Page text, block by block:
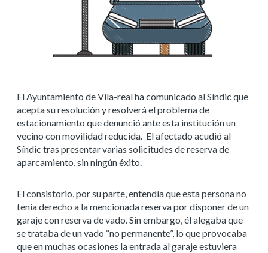
El Ayuntamiento de Vila-real ha comunicado al Síndic que
acepta su resolución y resolverá el problema de
estacionamiento que denunció ante esta institución un
vecino con movilidad reducida. El afectado acudió al
Síndic tras presentar varias solicitudes de reserva de
aparcamiento, sin ningún éxito.
El consistorio, por su parte, entendía que esta persona no
tenía derecho a la mencionada reserva por disponer de un
garaje con reserva de vado. Sin embargo, él alegaba que
se trataba de un vado “no permanente”, lo que provocaba
que en muchas ocasiones la entrada al garaje estuviera